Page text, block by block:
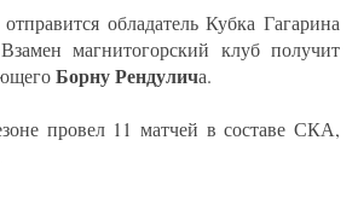
обладатель Кубка Гагарина
магнитогорский клуб получит
Борну Рендулича.
провел 11 матчей в составе СКА,